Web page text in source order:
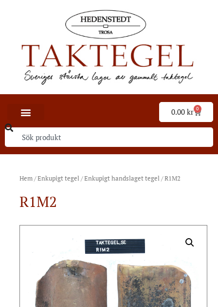
0.00 kr 0
Hem/Enkupigt tegel/Enkupigt handslaget tegel/ R1M2
R1M2